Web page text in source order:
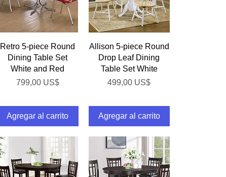
Vista rápida
Retro 5-piece Round
Dining Table Set
White and Red
Precio
799,00 US$
Agregar al carrito
Vista rápida
Allison 5-piece Round
Drop Leaf Dining
Table Set White
Precio
499,00 US$
Agregar al carrito